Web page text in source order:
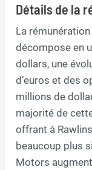
Détails de la
La
décompose en
dollars, une
d’euros et des
millions de
majorité de
offrant à
beaucoup plus
Motors